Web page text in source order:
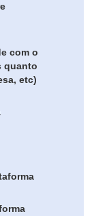
com o
quanto
etc)